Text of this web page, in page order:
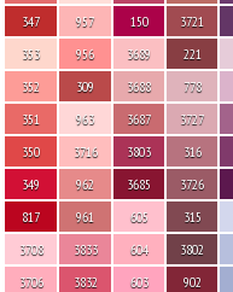
347
353
352
351
350
349
817
3708
3706
957
956
309
963
3716
962
961
3833
3832
150
3689
3688
3687
3803
3685
605
604
603
3721
221
778
3727
316
3726
315
3802
902